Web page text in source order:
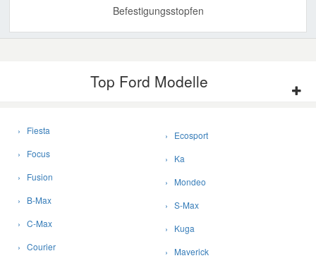
Befestigungsstopfen
Top Ford Modelle
› Fiesta
› Focus
› Fusion
› B-Max
› C-Max
› Courier
› Ecosport
› Ka
› Mondeo
› S-Max
› Kuga
› Maverick